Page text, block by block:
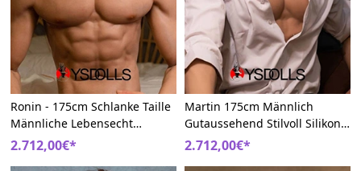
Ronin - 175cm Schlanke Taille
Männliche Lebensecht
Realing Silikon Liebespuppe
2.712,00€*
Martin 175cm Männlich
Gutaussehend Stilvoll Silikon
Asien Sexpuppem
2.712,00€*